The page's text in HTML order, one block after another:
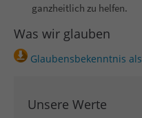
ganzheitlich zu helfen.
Was wir glauben
Glaubensbekenntnis
Unsere Werte